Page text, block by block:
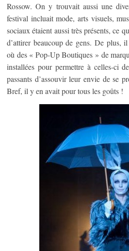
Rossow. On y trouvait aussi une
festival incluait mode, arts visuels,
sociaux étaient aussi très présents, ce
d’attirer beaucoup de gens. De plus,
où des « Pop-Up Boutiques » de
installées pour permettre à celles-ci
passants d’assouvir leur envie de se
Bref, il y en avait pour tous les goûts !